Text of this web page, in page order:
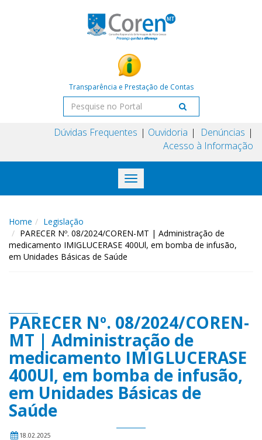
Transparência e Prestação de Contas
Dúvidas Frequentes Ouvidoria
Denúncias
Acesso à Informação
Toggle
navigation
Home
Legislação
PARECER Nº. 08/2024/COREN-MT | Administração de
medicamento IMIGLUCERASE 400Ul, em bomba de infusão,
em Unidades Básicas de Saúde
PARECER Nº. 08/2024/COREN-
MT | Administração de
medicamento IMIGLUCERASE
400Ul, em bomba de infusão,
em Unidades Básicas de
Saúde
18.02.2025